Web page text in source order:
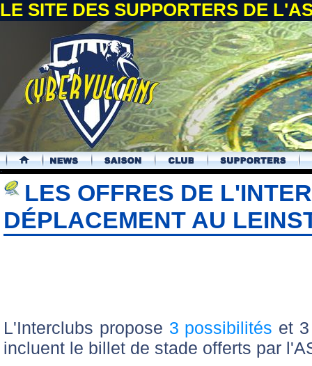
LE SITE DES SUPPORTERS DE
.
LES OFFRES DE
DÉPLACEMENT AU
L'Interclubs propose 3 possibilités et
incluent le billet de stade offerts par